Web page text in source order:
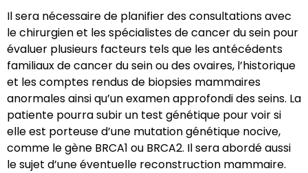
Il sera nécessaire de planifier des consultations avec
le chirurgien et les spécialistes de cancer du sein pour
évaluer plusieurs facteurs tels que les antécédents
familiaux de cancer du sein ou des ovaires, l’historique
et les comptes rendus de biopsies mammaires
anormales ainsi qu’un examen approfondi des seins. La
patiente pourra subir un test génétique pour voir si
elle est porteuse d’une mutation génétique nocive,
comme le gène BRCA1 ou BRCA2. Il sera abordé aussi
le sujet d’une éventuelle reconstruction mammaire.